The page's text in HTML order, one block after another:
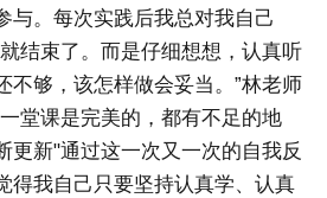
与。每次实践后我总对我自己
结束了。而是仔细想想，认真听
不够，该怎样做会妥当。”林老师
堂课是完美的，都有不足的地
更新"通过这一次又一次的自我反
得我自己只要坚持认真学、认真